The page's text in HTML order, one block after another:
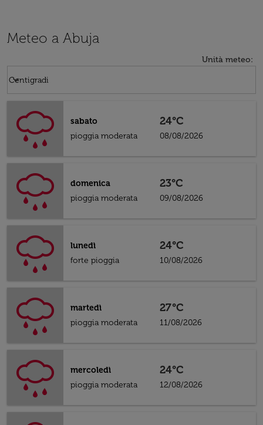
Meteo a Abuja
Unità meteo:
Centigradi
keyboard_arrow_down
sabato
pioggia moderata
24°C
08/08/2026
domenica
pioggia moderata
23°C
09/08/2026
lunedì
forte pioggia
24°C
10/08/2026
martedì
pioggia moderata
27°C
11/08/2026
mercoledì
pioggia moderata
24°C
12/08/2026